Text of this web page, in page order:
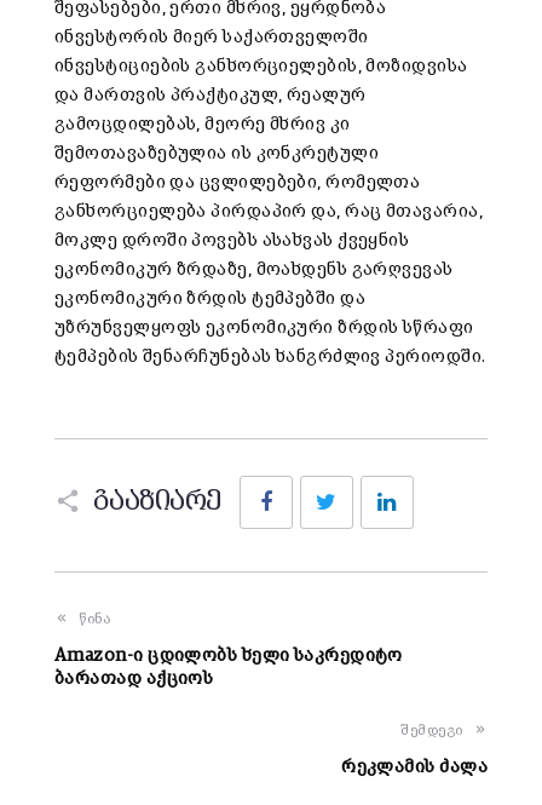
შეფასებები, ერთი მხრივ, ეყრდნობა
ინვესტორის მიერ საქართველოში
ინვესტიციების განხორციელების, მოზიდვისა
და მართვის პრაქტიკულ, რეალურ
გამოცდილებას, მეორე მხრივ კი
შემოთავაზებულია ის კონკრეტული
რეფორმები და ცვლილებები, რომელთა
განხორციელება პირდაპირ და, რაც მთავარია,
მოკლე დროში პოვებს ასახვას ქვეყნის
ეკონომიკურ ზრდაზე, მოახდენს გარღვევას
ეკონომიკური ზრდის ტემპებში და
უზრუნველყოფს ეკონომიკური ზრდის სწრაფი
ტემპების შენარჩუნებას ხანგრძლივ პერიოდში.
გააზიარე
FacebookTwitter
წინა
Amazon-ი ცდილობს ხელი საკრედიტო
ბარათად აქციოს
შემდეგი
რეკლამის ძალა